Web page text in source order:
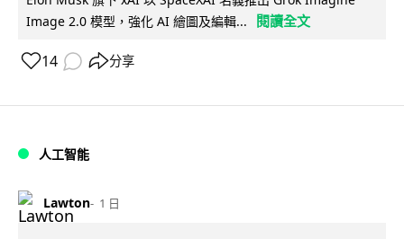
Image 2.0 模型，強化 AI 繪圖及編輯...
閱讀全文
14 分享
人工智能
Lawton 1 日